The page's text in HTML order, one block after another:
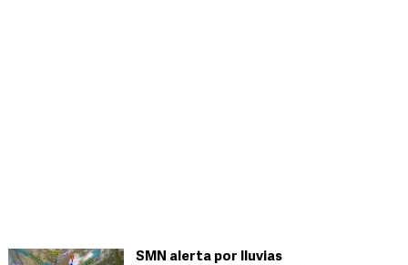
SMN alerta por lluvias